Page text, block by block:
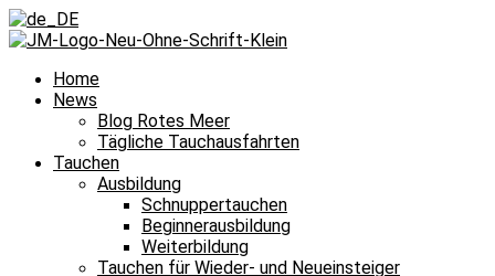
Home
News
Blog Rotes Meer
Tägliche Tauchausfahrten
Tauchen
Ausbildung
Schnuppertauchen
Beginnerausbildung
Weiterbildung
Tauchen für Wieder- und Neueinsteiger